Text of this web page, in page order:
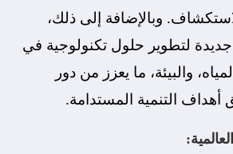
وبالإضافة إلى ذلك،
جديدة لتطوير حلول تكنولوجية في
والبيئة، ما يعزز من دور
أهداف التنمية المستدامة.